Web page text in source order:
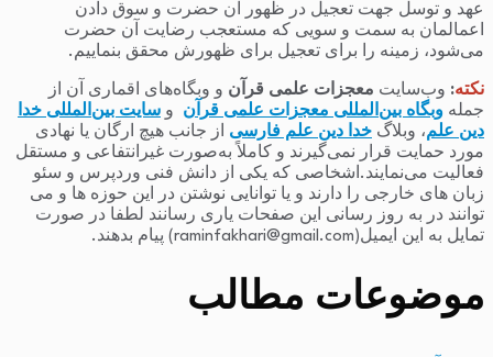
عهد و توسل جهت تعجیل در ظهور آن حضرت و سوق دادن
اعمالمان به سمت و سویی که مستعجب رضایت آن حضرت
می‌شود، زمینه را برای تعجیل برای ظهورش محقق بنماییم.
نکته: وب‌سایت معجزات علمی قرآن و وبگاه‌های اقماری آن از
جمله وبگاه بین‌المللی معجزات علمی قرآن و سایت بین‌المللی خدا
دین علم، وبلاگ خدا دین علم فارسی از جانب هیچ ارگان یا نهادی
مورد حمایت قرار نمی‌گیرند و کاملاً به‌صورت غیرانتفاعی و مستقل
فعالیت می‌نمایند.اشخاصی که یکی از دانش فنی وردپرس و سئو
زبان های خارجی را دارند و یا توانایی نوشتن در این حوزه ها و می
توانند در به روز رسانی این صفحات یاری رسانند لطفا در صورت
تمایل به این ایمیل(raminfakhari@gmail.com) پیام بدهند.
موضوعات مطالب